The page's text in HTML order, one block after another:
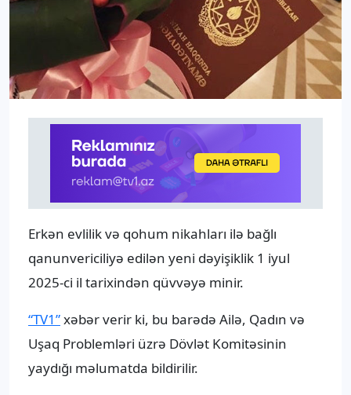
Erkən evlilik və qohum nikahları ilə bağlı
qanunvericiliyə edilən yeni dəyişiklik 1 iyul
2025-ci il tarixindən qüvvəyə minir.
“TV1”xəbər verir ki, bu barədə Ailə, Qadın və
Uşaq Problemləri üzrə Dövlət Komitəsinin
yaydığı məlumatda bildirilir.